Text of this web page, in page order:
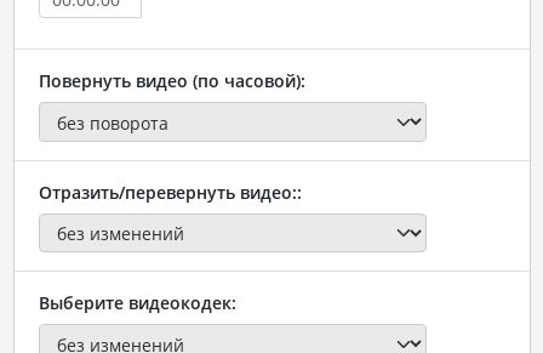
Повернуть видео (по часовой):
Отразить/перевернуть видео::
Выберите видеокодек: